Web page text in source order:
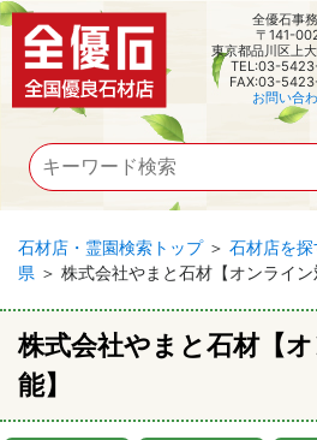
全優石事
〒141-
東京都品川区上
TEL:03-
FAX:03-
お問い合
石材店・霊園検索トップ＞ 石材店を探
県 ＞ 株式会社やまと石材【オンライン
株式会社やまと石材【
能】